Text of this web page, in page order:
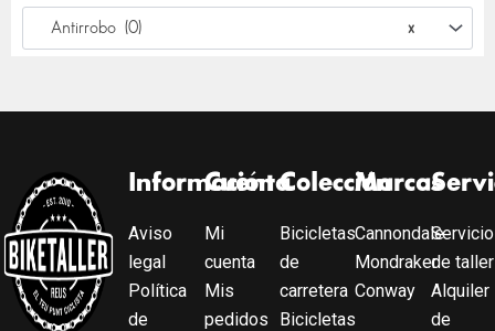
×
Antirrobo (0)
Información
Aviso
legal
Política
de
Cuenta
Mi
cuenta
Mis
pedidos
Colección
Bicicletas
de
carretera
Bicicletas
Marcas
Cannondale
Mondraker
Conway
Servicio
de taller
Alquiler
de